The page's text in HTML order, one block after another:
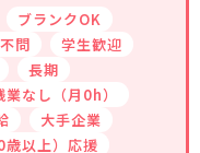
ブランクOK
問
学生歓迎
長期
業なし（月0h）
大手企業
以上）応援